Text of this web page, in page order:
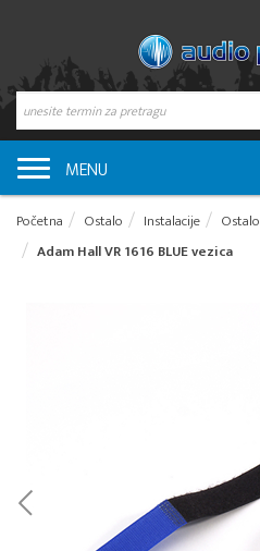
MENU
Početna Ostalo Instalacije
Ostalo
Adam Hall VR 1616 BLUE vezica